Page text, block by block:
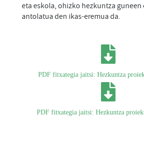
eta eskola, ohizko hezkuntza guneen
antolatua den ikas-eremua da.
PDF fitxategia jaitsi: Hezkuntza
PDF fitxategia jaitsi: Hezkuntza